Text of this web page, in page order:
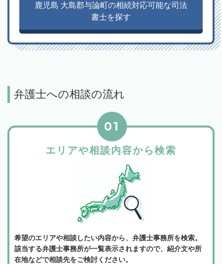
鹿児島 大島郡与論町の相続対応可能な司法
書士を探す
弁護士への相談の流れ
エリアや相談内容から検索
01
希望のエリアや相談したい内容から、弁護士事務所を検索。
該当する弁護士事務所が一覧表示されますので、紹介文や所
在地などで相談先をご検討ください。